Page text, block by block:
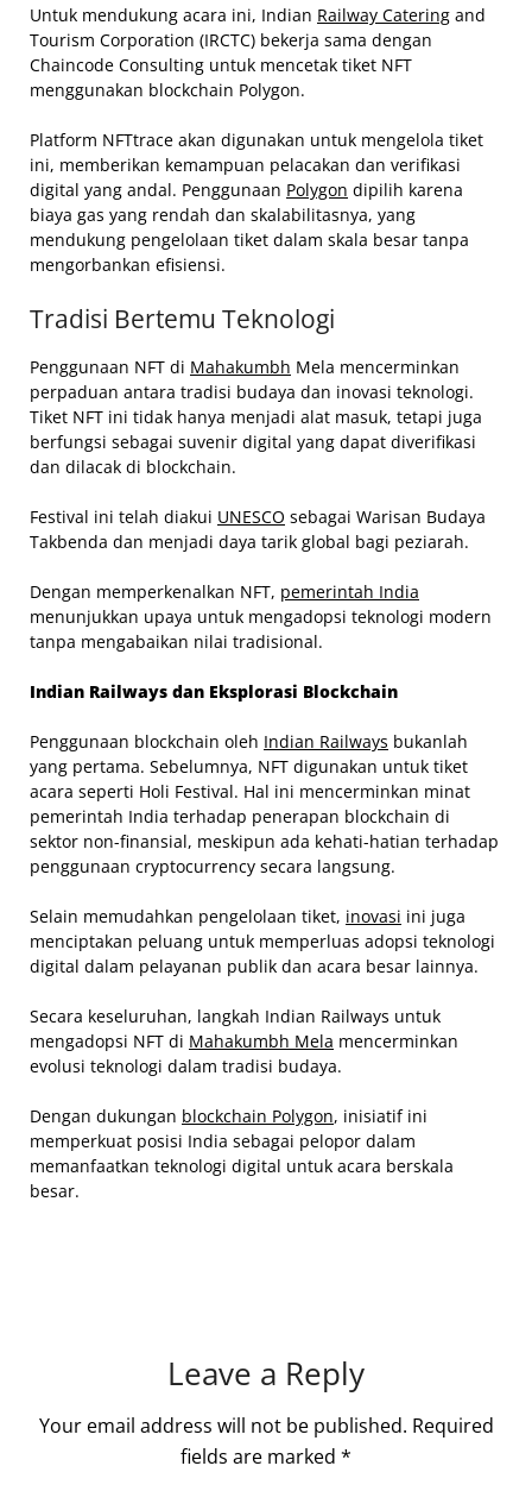
Untuk mendukung acara ini, Indian Railway Catering and
Tourism Corporation (IRCTC) bekerja sama dengan
Chaincode Consulting untuk mencetak tiket NFT
menggunakan blockchain Polygon.
Platform NFTtrace akan digunakan untuk mengelola tiket
ini, memberikan kemampuan pelacakan dan verifikasi
digital yang andal. Penggunaan Polygon dipilih karena
biaya gas yang rendah dan skalabilitasnya, yang
mendukung pengelolaan tiket dalam skala besar tanpa
mengorbankan efisiensi.
Tradisi Bertemu Teknologi
Penggunaan NFT di Mahakumbh Mela mencerminkan
perpaduan antara tradisi budaya dan inovasi teknologi.
Tiket NFT ini tidak hanya menjadi alat masuk, tetapi juga
berfungsi sebagai suvenir digital yang dapat diverifikasi
dan dilacak di blockchain.
Festival ini telah diakui UNESCO sebagai Warisan Budaya
Takbenda dan menjadi daya tarik global bagi peziarah.
Dengan memperkenalkan NFT, pemerintah India
menunjukkan upaya untuk mengadopsi teknologi modern
tanpa mengabaikan nilai tradisional.
Indian Railways dan Eksplorasi Blockchain
Penggunaan blockchain oleh Indian Railways bukanlah
yang pertama. Sebelumnya, NFT digunakan untuk tiket
acara seperti Holi Festival. Hal ini mencerminkan minat
pemerintah India terhadap penerapan blockchain di
sektor non-finansial, meskipun ada kehati-hatian terhadap
penggunaan cryptocurrency secara langsung.
Selain memudahkan pengelolaan tiket, inovasi ini juga
menciptakan peluang untuk memperluas adopsi teknologi
digital dalam pelayanan publik dan acara besar lainnya.
Secara keseluruhan, langkah Indian Railways untuk
mengadopsi NFT di Mahakumbh Mela mencerminkan
evolusi teknologi dalam tradisi budaya.
Dengan dukungan blockchain Polygon, inisiatif ini
memperkuat posisi India sebagai pelopor dalam
memanfaatkan teknologi digital untuk acara berskala
besar.
Leave a Reply
Your email address will not be published. Required
fields are marked *